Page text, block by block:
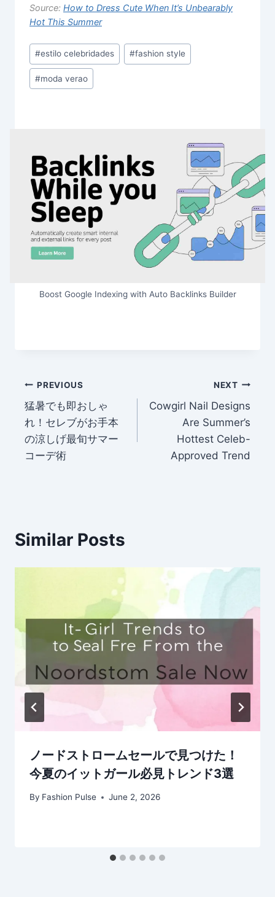
Source: How to Dress Cute When It’s Unbearably
Hot This Summer
Post
Tags:
#estilo celebridades #fashion style
#moda verao
Boost Google Indexing with Auto Backlinks Builder
Post
navigation
PREVIOUS
猛暑でも即おしゃ
れ！セレブがお手本
の涼しげ最旬サマー
コーデ術
NEXT
Cowgirl Nail Designs
Are Summer’s
Hottest Celeb-
Approved Trend
Similar Posts
ノードストロームセールで見つけた！
今夏のイットガール必見トレンド3選
By Fashion Pulse June 2, 2026